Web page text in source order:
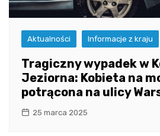
Aktualności Informacje z kraju
Tragiczny wypadek w
Jeziorna: Kobieta na
potrącona na ulicy
25 marca 2025